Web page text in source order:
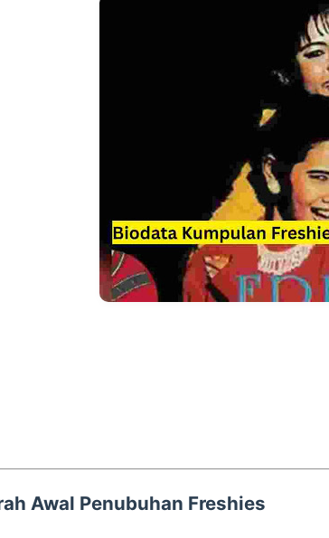
Awal Penubuhan Freshies